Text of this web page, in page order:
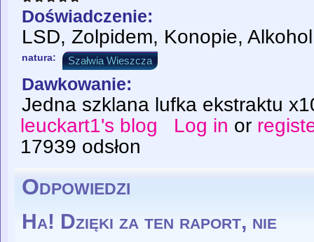
Doświadczenie:
LSD, Zolpidem, Konopie,
natura: Szałwia Wieszcza
Dawkowanie:
Jedna szklana lufka ekstraktu
leuckart1's blog
Log in or
17939 odsłon
Odpowiedzi
Ha! Dzięki za ten raport, nie